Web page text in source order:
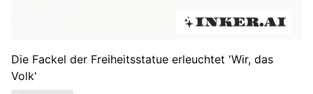
Die Fackel der Freiheitsstatue erleuchtet 'Wir, das
Volk'